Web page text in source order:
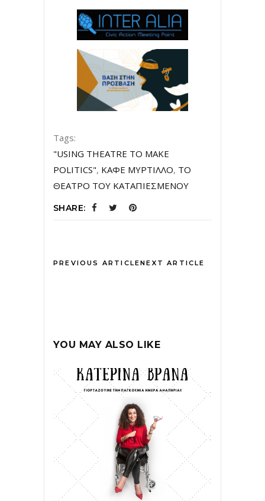
Tags:
"USING THEATRE TO MAKE
POLITICS", ΚΑΦΕ ΜΥΡΤΙΛΛΟ, ΤΟ
ΘΕΑΤΡΟ ΤΟΥ ΚΑΤΑΠΙΕΣΜΕΝΟΥ
SHARE:
PREVIOUS ARTICLENEXT ARTICLE
YOU MAY ALSO LIKE